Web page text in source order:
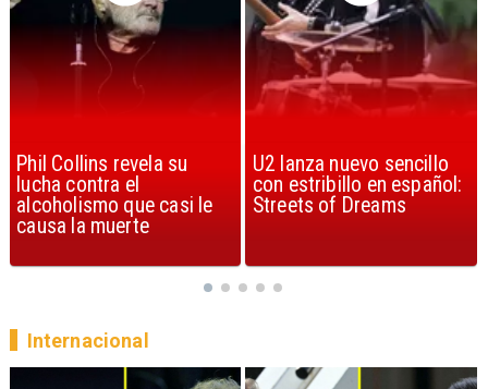
U2 lanza nuevo sencillo
con estribillo en español:
Streets of Dreams
“Africa” de Toto es
considerada la mejor
canción, según la ciencia
Internacional